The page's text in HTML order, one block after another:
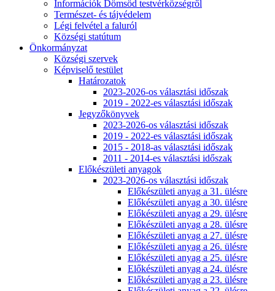
Információk Dömsöd testvérközségről
Természet- és tájvédelem
Légi felvétel a faluról
Községi statútum
Önkormányzat
Községi szervek
Képviselő testület
Határozatok
2023-2026-os választási időszak
2019 - 2022-es választási időszak
Jegyzőkönyvek
2023-2026-os választási időszak
2019 - 2022-es választási időszak
2015 - 2018-as választási időszak
2011 - 2014-es választási időszak
Előkészületi anyagok
2023-2026-os választási időszak
Előkészületi anyag a 31. ülésre
Előkészületi anyag a 30. ülésre
Előkészületi anyag a 29. ülésre
Előkészületi anyag a 28. ülésre
Előkészületi anyag a 27. ülésre
Előkészületi anyag a 26. ülésre
Előkészületi anyag a 25. ülésre
Előkészületi anyag a 24. ülésre
Előkészületi anyag a 23. ülésre